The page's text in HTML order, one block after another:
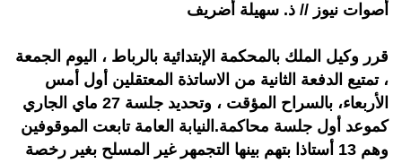
أصوات نيوز // ذ. سهيلة أضريف
قرر وكيل الملك بالمحكمة الإبتدائية بالرباط ، اليوم الجمعة
، تمتيع الدفعة الثانية من الاساتذة المعتقلين أول أمس
الأربعاء، بالسراح المؤقت ، وتحديد جلسة 27 ماي الجاري
كموعد أول جلسة محاكمة.النيابة العامة تابعت الموقوفين
وهم 13 أستاذا بتهم بينها التجمهر غير المسلح بغير رخصة